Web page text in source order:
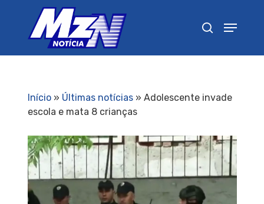
Início» Últimas notícias» Adolescente invade
escola e mata 8 crianças